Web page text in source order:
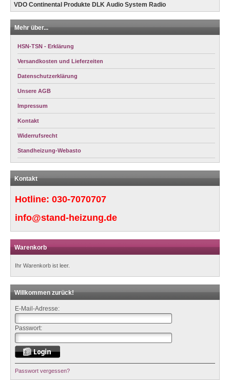
VDO Continental Produkte DLK Audio System Radio
Mehr über...
HSN-TSN - Erklärung
Versandkosten und Lieferzeiten
Datenschutzerklärung
Unsere AGB
Impressum
Kontakt
Widerrufsrecht
Standheizung-Webasto
Kontakt
Hotline: 030-7070707
info@stand-heizung.de
Warenkorb
Ihr Warenkorb ist leer.
Willkommen zurück!
E-Mail-Adresse:
Passwort:
Passwort vergessen?